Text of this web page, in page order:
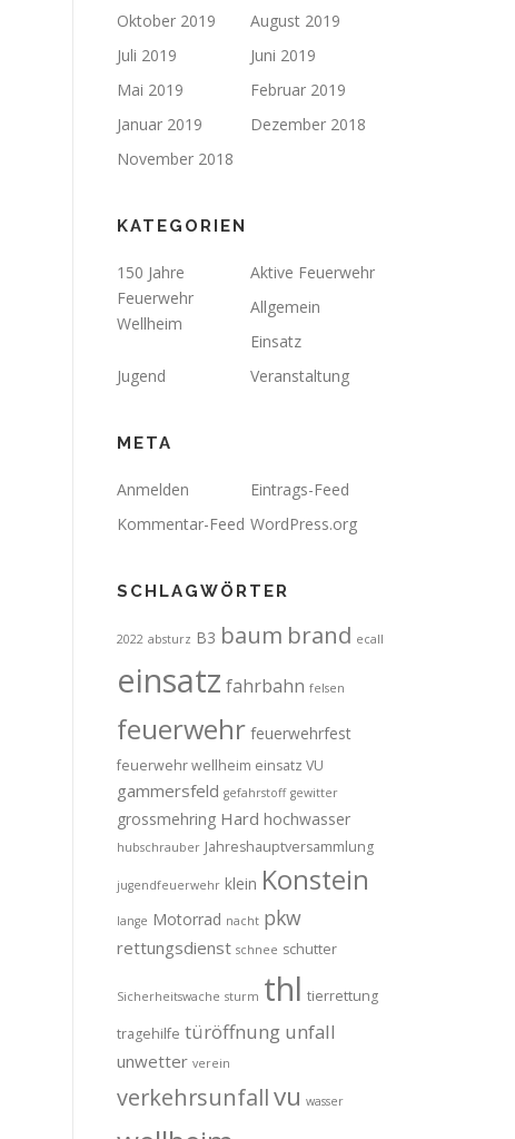
Oktober 2019
August 2019
Juli 2019
Juni 2019
Mai 2019
Februar 2019
Januar 2019
Dezember 2018
November 2018
KATEGORIEN
150 Jahre
Feuerwehr
Wellheim
Aktive Feuerwehr
Allgemein
Einsatz
Jugend
Veranstaltung
META
Anmelden
Eintrags-Feed
Kommentar-Feed WordPress.org
SCHLAGWÖRTER
2022 absturz B3 baum brand ecall
einsatz fahrbahn felsen
feuerwehr feuerwehrfest
feuerwehr wellheim einsatz VU
gammersfeld gefahrstoff gewitter
grossmehring Hard hochwasser
hubschrauber Jahreshauptversammlung
jugendfeuerwehr klein Konstein
lange Motorrad nacht pkw
rettungsdienst schnee schutter
Sicherheitswache sturm thl tierrettung
tragehilfe türöffnung unfall
unwetter verein
verkehrsunfallvu wasser